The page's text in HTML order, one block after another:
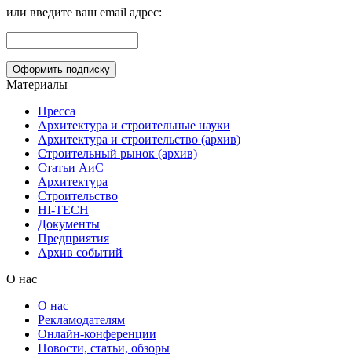
или введите ваш email адрес:
Материалы
Пресса
Архитектура и строительные науки
Архитектура и строительство (архив)
Строительный рынок (архив)
Статьи АиС
Архитектура
Строительство
HI-TECH
Документы
Предприятия
Архив событий
О нас
О нас
Рекламодателям
Онлайн-конференции
Новости, статьи, обзоры